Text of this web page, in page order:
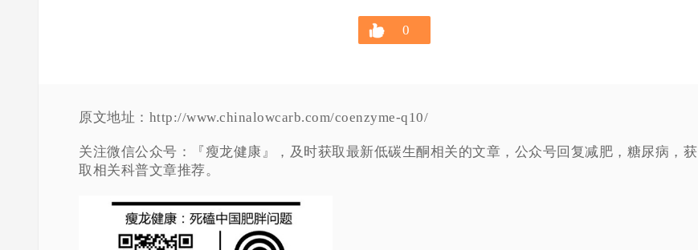
0
原文地址：http://www.chinalowcarb.com/coenzyme-q10/
关注微信公众号：『瘦龙健康』，及时获取最新低碳生酮相关的文章，公众号回复减肥，糖尿病，获
取相关科普文章推荐。